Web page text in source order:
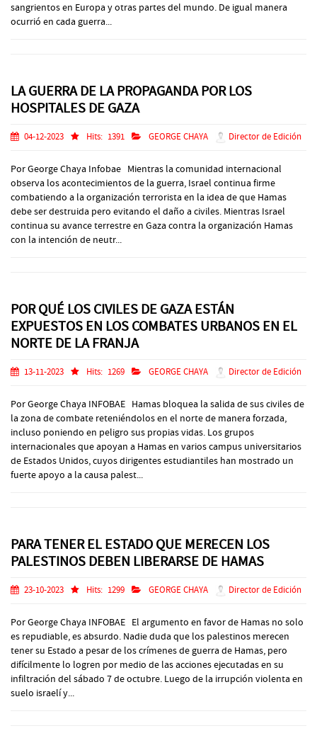
sangrientos en Europa y otras partes del mundo. De igual manera
ocurrió en cada guerra...
LA GUERRA DE LA PROPAGANDA POR LOS
HOSPITALES DE GAZA
04-12-2023 Hits: 1391 GEORGE CHAYA Director de Edición
Por George Chaya Infobae Mientras la comunidad internacional
observa los acontecimientos de la guerra, Israel continua firme
combatiendo a la organización terrorista en la idea de que Hamas
debe ser destruida pero evitando el daño a civiles. Mientras Israel
continua su avance terrestre en Gaza contra la organización Hamas
con la intención de neutr...
POR QUÉ LOS CIVILES DE GAZA ESTÁN
EXPUESTOS EN LOS COMBATES URBANOS EN EL
NORTE DE LA FRANJA
13-11-2023 Hits: 1269 GEORGE CHAYA Director de Edición
Por George Chaya INFOBAE Hamas bloquea la salida de sus civiles de
la zona de combate reteniéndolos en el norte de manera forzada,
incluso poniendo en peligro sus propias vidas. Los grupos
internacionales que apoyan a Hamas en varios campus universitarios
de Estados Unidos, cuyos dirigentes estudiantiles han mostrado un
fuerte apoyo a la causa palest...
PARA TENER EL ESTADO QUE MERECEN LOS
PALESTINOS DEBEN LIBERARSE DE HAMAS
23-10-2023 Hits: 1299 GEORGE CHAYA Director de Edición
Por George Chaya INFOBAE El argumento en favor de Hamas no solo
es repudiable, es absurdo. Nadie duda que los palestinos merecen
tener su Estado a pesar de los crímenes de guerra de Hamas, pero
difícilmente lo logren por medio de las acciones ejecutadas en su
infiltración del sábado 7 de octubre. Luego de la irrupción violenta en
suelo israelí y...